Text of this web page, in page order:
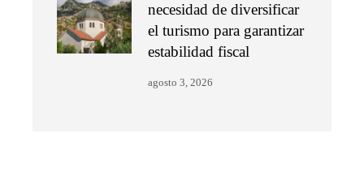
necesidad de diversificar
el turismo para garantizar
estabilidad fiscal
agosto 3, 2026